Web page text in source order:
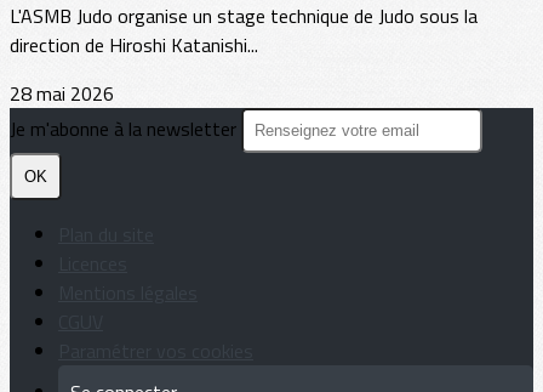
L'ASMB Judo organise un stage technique de Judo sous la
direction de Hiroshi Katanishi...
28 mai 2026
Je m'abonne à la newsletter
OK